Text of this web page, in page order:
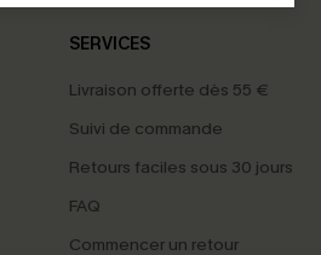
SERVICES
Livraison offerte dès 55 €
Suivi de commande
Retours faciles sous 30 jours
FAQ
Commencer un retour